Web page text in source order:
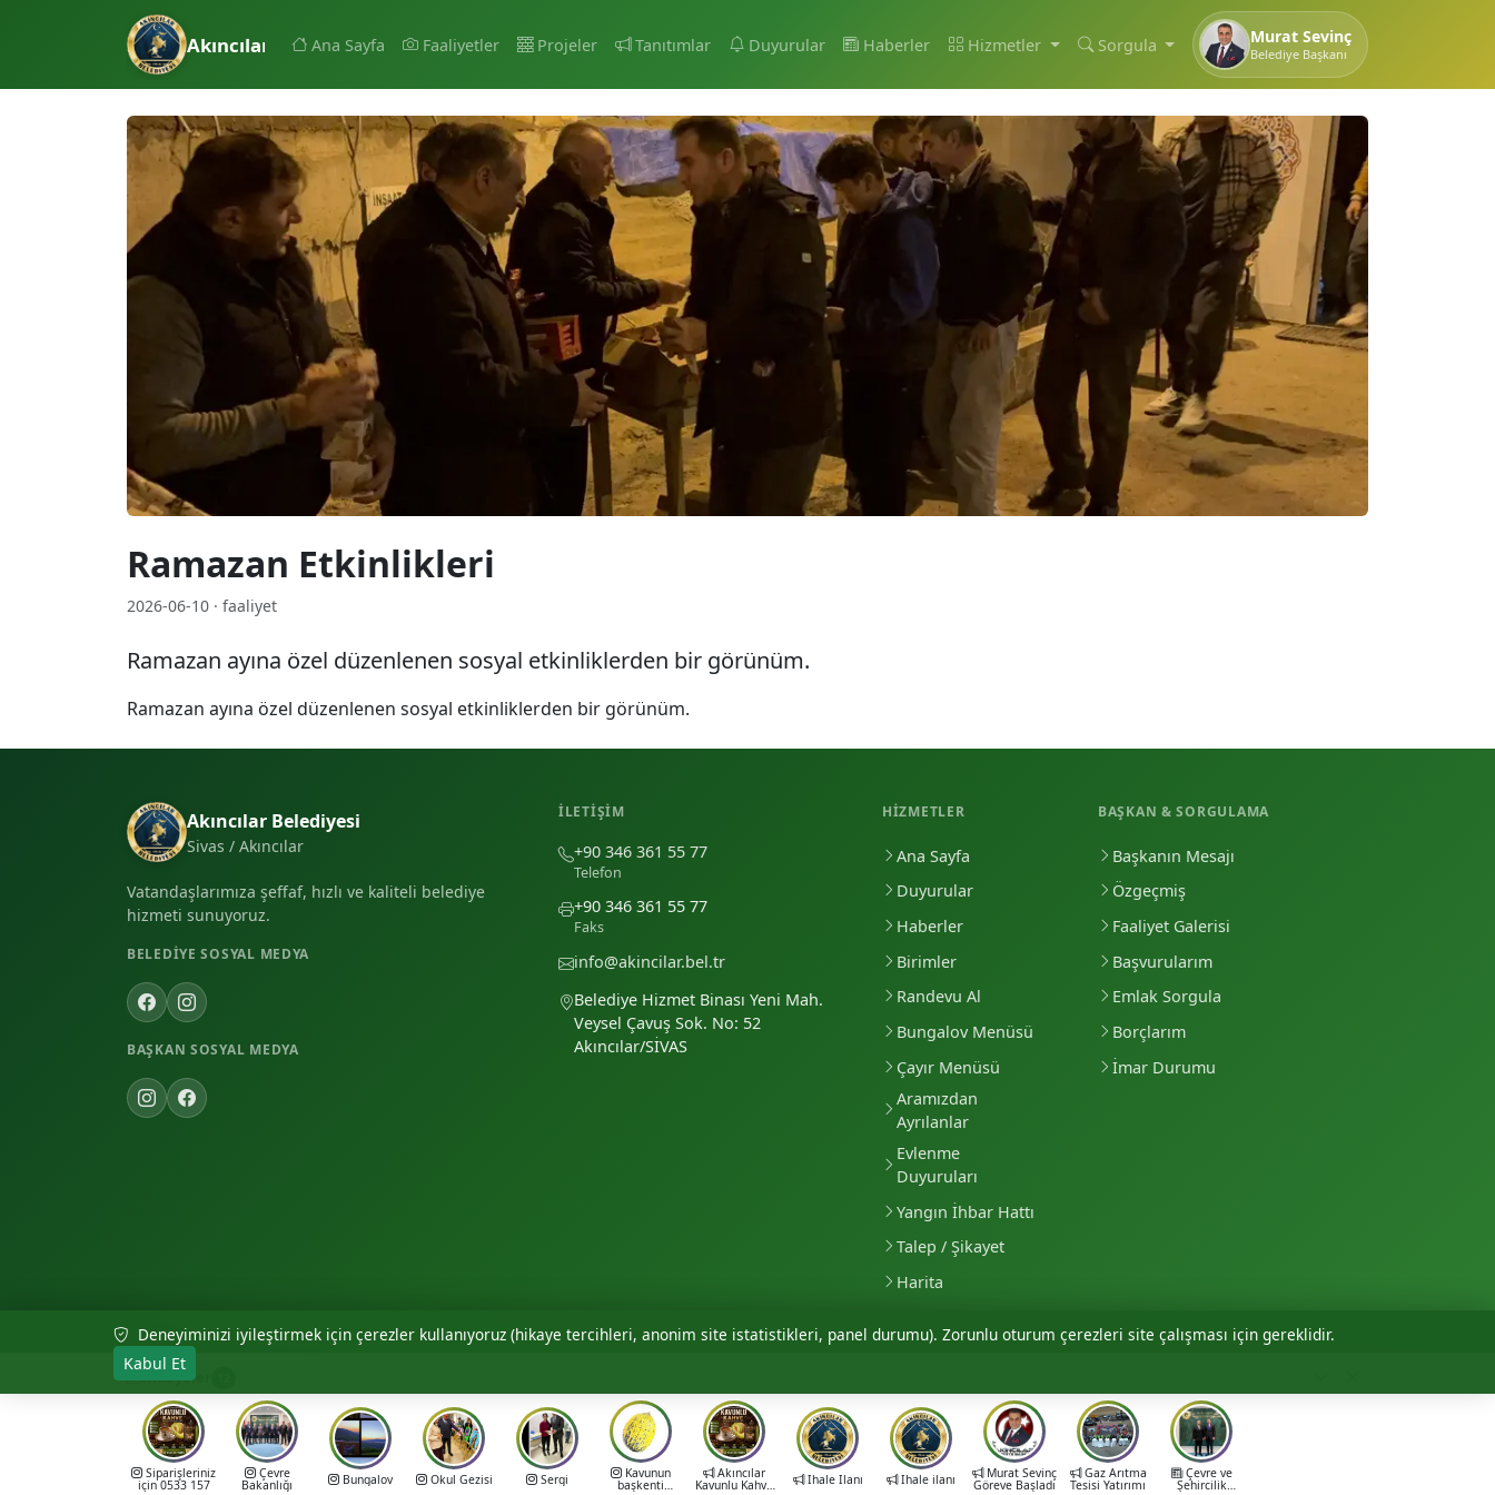
Akıncılar Belediyesi
Ana Sayfa Faaliyetler Projeler Tanıtımlar Duyurular Haberler Hizmetler Sorgula Murat Sevinç
Belediye Başkanı
Ramazan Etkinlikleri
2026-06-10 · faaliyet
Ramazan ayına özel düzenlenen sosyal etkinliklerden bir görünüm.
Ramazan ayına özel düzenlenen sosyal etkinliklerden bir görünüm.
Akıncılar Belediyesi
Sivas / Akıncılar
Vatandaşlarımıza şeffaf, hızlı ve kaliteli belediye
hizmeti sunuyoruz.
BELEDIYE SOSYAL MEDYA
BAŞKAN SOSYAL MEDYA
İLETIŞIM
+90 346 361 55 77
Telefon
+90 346 361 55 77
Faks
info@akincilar.bel.tr
Belediye Hizmet Binası Yeni Mah.
Veysel Çavuş Sok. No: 52
Akıncılar/SİVAS
HIZMETLER
Ana Sayfa
Duyurular
Haberler
Birimler
Randevu Al
Bungalov Menüsü
Çayır Menüsü
Aramızdan
Ayrılanlar
Evlenme
Duyuruları
Yangın İhbar Hattı
Talep / Şikayet
Harita
BAŞKAN & SORGULAMA
Başkanın Mesajı
Özgeçmiş
Faaliyet Galerisi
Başvurularım
Emlak Sorgula
Borçlarım
İmar Durumu
© 2026 Akıncılar Belediyesi — Tüm hakları saklıdır.
Deneyiminizi iyileştirmek için çerezler kullanıyoruz (hikaye tercihleri, anonim site istatistikleri, panel durumu). Zorunlu oturum çerezleri site çalışması için gereklidir.
Kabul Et
Hikayeler
Siparişleriniz
için 0533 157
Çevre
Bakanlığı Bungalov Okul Gezisi Sergi Kavunun
başkenti
Akıncılar
Kavunlu Kahve İhale İlanı İhale ilanı Murat Sevinç
Göreve Başladı
Gaz Arıtma
Tesisi Yatırımı
Çevre ve
Şehircilik